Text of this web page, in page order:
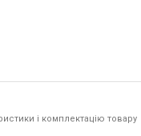
і комплектацію товару